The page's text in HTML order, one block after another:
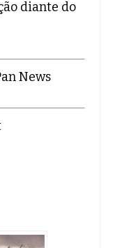
diante do
News